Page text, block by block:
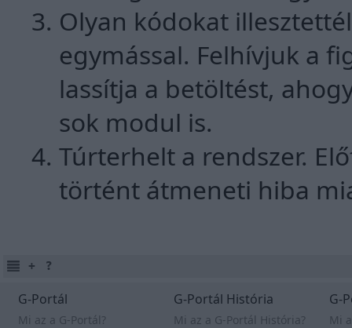
Olyan kódokat
egymással. Felhívjuk a
lassítja a betöltést,
sok modul is.
Túrterhelt a rendszer.
történt átmeneti hiba
G-Portál
Mi az a G-Portál?
G-Portál História
Mi az a G-Portál História?
G-
Mi